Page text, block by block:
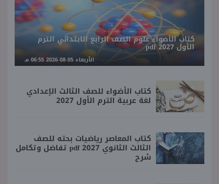
كتاب الأضواء علوم الصف الرابع الابتدائي الترم
الأول 2027 pdf
الأربعاء 05-08-2026 06:55 مـ
كتاب الأضواء للصف الثالث الإعدادي
لغة عربية الترم الأول 2027
كتاب المعاصر رياضيات بحته للصف
الثالث الثانوي 2027 pdf تفاضل وتكامل
شرح